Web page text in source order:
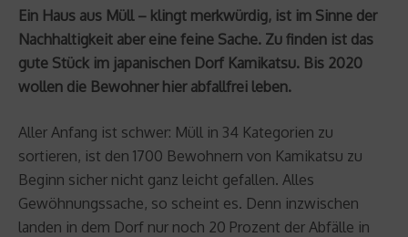
Ein Haus aus Müll – klingt merkwürdig, ist im Sinne der
Nachhaltigkeit aber eine feine Sache. Zu finden ist das
gute Stück im japanischen Dorf Kamikatsu. Bis 2020
wollen die Bewohner hier abfallfrei leben.
Aller Anfang ist schwer: Müll in 34 Kategorien zu
sortieren, ist den 1700 Bewohnern von Kamikatsu zu
Beginn sicher nicht ganz leicht gefallen. Alles
Gewöhnungssache, so scheint es. Denn inzwischen
landen in dem Dorf nur noch 20 Prozent der Abfälle in